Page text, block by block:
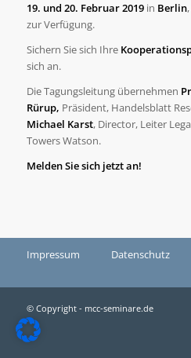
19. und 20. Februar 2019in Berlin
zur Verfügung.
Sichern Sie sich Ihre
sich an.
Die Tagungsleitung übernehmen
Rürup, Präsident, Handelsblatt
Michael Karst, Director, Leiter
Towers Watson.
Melden Sie sich jetzt an!
Impressum Datenschutz
© Copyright - mcc-seminare.de